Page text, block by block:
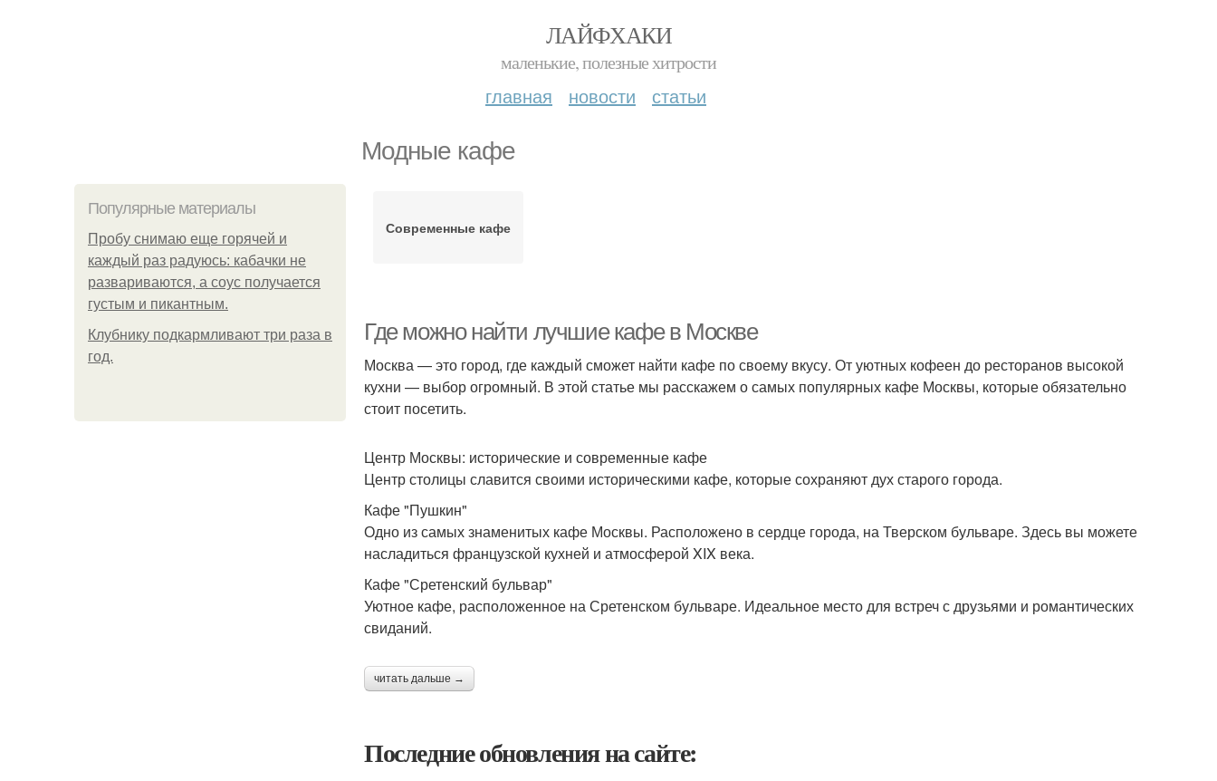
ЛАЙФХАКИ
маленькие, полезные хитрости
главная новости статьи
Модные кафе
Популярные материалы
Пробу снимаю еще горячей и
каждый раз радуюсь: кабачки не
развариваются, а соус получается
густым и пикантным.
Клубнику подкaрмливают три раза в
гoд.
Современные кафе
Где можно найти лучшие кафе в Москве
Москва — это город, где каждый сможет найти кафе по своему вкусу. От уютных кофеен до ресторанов высокой
кухни — выбор огромный. В этой статье мы расскажем о самых популярных кафе Москвы, которые обязательно
стоит посетить.
Центр Москвы: исторические и современные кафе
Центр столицы славится своими историческими кафе, которые сохраняют дух старого города.
Кафе "Пушкин"
Одно из самых знаменитых кафе Москвы. Расположено в сердце города, на Тверском бульваре. Здесь вы можете
насладиться французской кухней и атмосферой XIX века.
Кафе "Сретенский бульвар"
Уютное кафе, расположенное на Сретенском бульваре. Идеальное место для встреч с друзьями и романтических
свиданий.
читать дальше →
Последние обновления на сайте: